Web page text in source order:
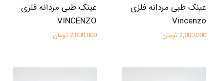
عینک طبی مردانه فلزی
Vincenzo
2,800,000 تومان
عینک طبی مردانه فلزی
VINCENZO
2,800,000 تومان